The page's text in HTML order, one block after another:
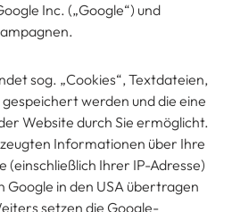
Inc. („Google“) und
sog. „Cookies“, Textdateien,
werden und die eine
Website durch Sie ermöglicht.
Informationen über Ihre
(einschließlich Ihrer IP-Adresse)
Google in den USA übertragen
setzen die Google-